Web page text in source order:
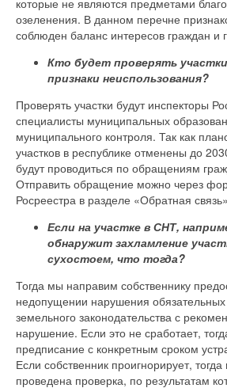
которые не являются предметами
озеленения. В данном перечне
соблюден баланс интересов граждан и
Кто будет проверять
признаки неиспользования?
Проверять участки будут инспекторы
специалисты муниципальных
муниципального контроля. Так как
участков в республике отменены до
будут проводиться по обращениям
Отправить обращение можно через
Росреестра в разделе «Обратная
Если на участке в СНТ,
обнаружит захламление
сухостоем, что тогда?
Тогда мы направим собственнику
недопущении нарушения
земельного законодательства с
нарушение. Если это не сработает,
предписание с конкретным сроком
Если собственник проигнорирует,
проведена проверка, по результатам